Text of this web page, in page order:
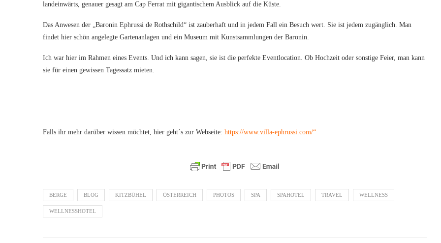
landeinwärts, genauer gesagt am Cap Ferrat mit gigantischem Ausblick auf die Küste.
Das Anwesen der „Baronin Ephrussi de Rothschild“ ist zauberhaft und in jedem Fall ein Besuch wert. Sie ist jedem zugänglich. Man
findet hier schön angelegte Gartenanlagen und ein Museum mit Kunstsammlungen der Baronin.
Ich war hier im Rahmen eines Events. Und ich kann sagen, sie ist die perfekte Eventlocation. Ob Hochzeit oder sonstige Feier, man kann
sie für einen gewissen Tagessatz mieten.
Falls ihr mehr darüber wissen möchtet, hier geht´s zur Webseite: https://www.villa-ephrussi.com/“
BERGE BLOG KITZBÜHEL ÖSTERREICH PHOTOS SPA SPAHOTEL TRAVEL WELLNESS
WELLNESSHOTEL